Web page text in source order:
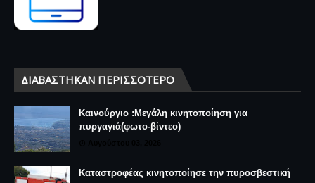
ΔΙΑΒΆΣΤΗΚΑΝ ΠΕΡΙΣΣΌΤΕΡΟ
Καινούργιο :Μεγάλη κινητοποίηση για
πυργαγιά(φωτο-βίντεο)
Καταστροφέας κινητοποίησε την πυροσβεστική